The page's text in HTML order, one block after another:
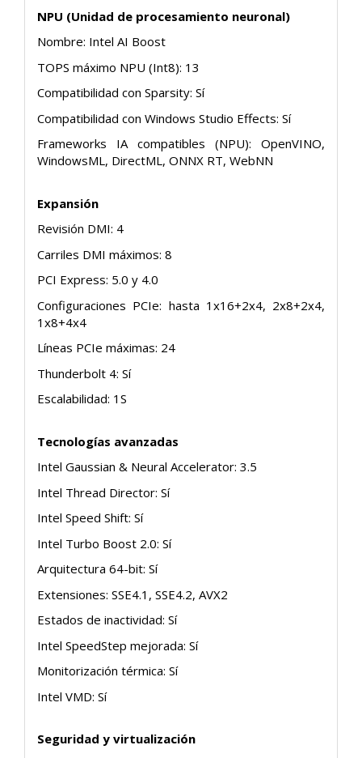
NPU (Unidad de procesamiento neuronal)
Nombre: Intel AI Boost
TOPS máximo NPU (Int8): 13
Compatibilidad con Sparsity: Sí
Compatibilidad con Windows Studio Effects: Sí
Frameworks IA compatibles (NPU): OpenVINO,
WindowsML, DirectML, ONNX RT, WebNN
Expansión
Revisión DMI: 4
Carriles DMI máximos: 8
PCI Express: 5.0 y 4.0
Configuraciones PCIe: hasta 1x16+2x4, 2x8+2x4,
1x8+4x4
Líneas PCIe máximas: 24
Thunderbolt 4: Sí
Escalabilidad: 1S
Tecnologías avanzadas
Intel Gaussian & Neural Accelerator: 3.5
Intel Thread Director: Sí
Intel Speed Shift: Sí
Intel Turbo Boost 2.0: Sí
Arquitectura 64-bit: Sí
Extensiones: SSE4.1, SSE4.2, AVX2
Estados de inactividad: Sí
Intel SpeedStep mejorada: Sí
Monitorización térmica: Sí
Intel VMD: Sí
Seguridad y virtualización